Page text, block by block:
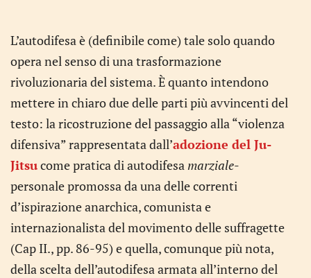
L’autodifesa è (definibile come) tale solo quando
opera nel senso di una trasformazione
rivoluzionaria del sistema. È quanto intendono
mettere in chiaro due delle parti più avvincenti del
testo: la ricostruzione del passaggio alla “violenza
difensiva” rappresentata dall’adozione del Ju-
Jitsucome pratica di autodifesa marziale-
personale promossa da una delle correnti
d’ispirazione anarchica, comunista e
internazionalista del movimento delle suffragette
(Cap II., pp. 86-95) e quella, comunque più nota,
della scelta dell’autodifesa armata all’interno del